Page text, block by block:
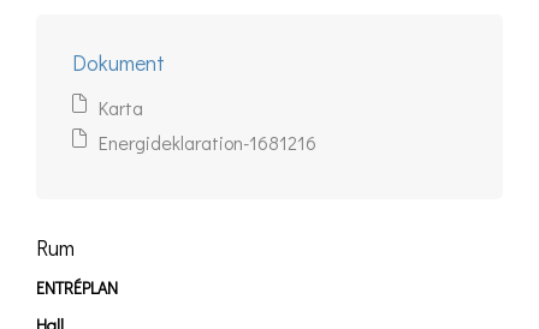
Dokument
Karta
Energideklaration-1681216
Rum
ENTRÉPLAN